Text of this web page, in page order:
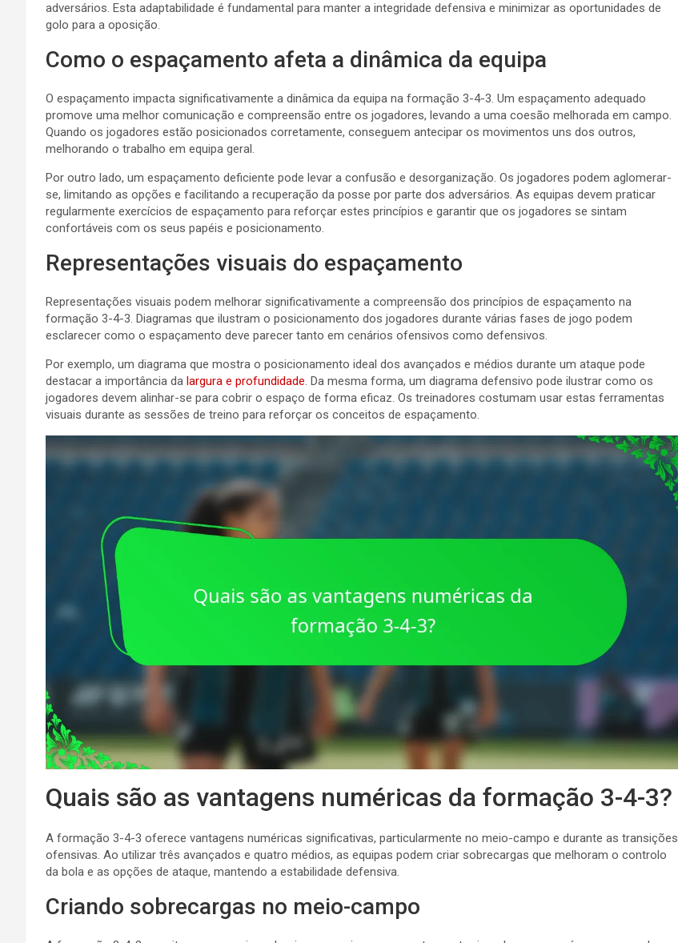
adversários. Esta adaptabilidade é fundamental para manter a integridade defensiva e minimizar as oportunidades de
golo para a oposição.
Como o espaçamento afeta a dinâmica da equipa
O espaçamento impacta significativamente a dinâmica da equipa na formação 3-4-3. Um espaçamento adequado
promove uma melhor comunicação e compreensão entre os jogadores, levando a uma coesão melhorada em campo.
Quando os jogadores estão posicionados corretamente, conseguem antecipar os movimentos uns dos outros,
melhorando o trabalho em equipa geral.
Por outro lado, um espaçamento deficiente pode levar a confusão e desorganização. Os jogadores podem aglomerar-
se, limitando as opções e facilitando a recuperação da posse por parte dos adversários. As equipas devem praticar
regularmente exercícios de espaçamento para reforçar estes princípios e garantir que os jogadores se sintam
confortáveis com os seus papéis e posicionamento.
Representações visuais do espaçamento
Representações visuais podem melhorar significativamente a compreensão dos princípios de espaçamento na
formação 3-4-3. Diagramas que ilustram o posicionamento dos jogadores durante várias fases de jogo podem
esclarecer como o espaçamento deve parecer tanto em cenários ofensivos como defensivos.
Por exemplo, um diagrama que mostra o posicionamento ideal dos avançados e médios durante um ataque pode
destacar a importância da largura e profundidade. Da mesma forma, um diagrama defensivo pode ilustrar como os
jogadores devem alinhar-se para cobrir o espaço de forma eficaz. Os treinadores costumam usar estas ferramentas
visuais durante as sessões de treino para reforçar os conceitos de espaçamento.
Quais são as vantagens numéricas da formação 3-4-3?
A formação 3-4-3 oferece vantagens numéricas significativas, particularmente no meio-campo e durante as transições
ofensivas. Ao utilizar três avançados e quatro médios, as equipas podem criar sobrecargas que melhoram o controlo
da bola e as opções de ataque, mantendo a estabilidade defensiva.
Criando sobrecargas no meio-campo